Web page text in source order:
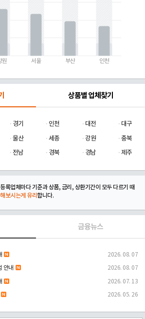
원 서울 부산 인천
상품별 업체찾기
경기 인천 대전
대구
울산 세종 강원
충북
전남 경북 경남 제주
록업체마다 기준과 상품, 금리, 상환기간이 모두 다르기 때
보시는게 유리합니다.
금융뉴스
2026. 08. 07
안내 2026. 08. 07
2026. 07. 13
2026. 05. 26